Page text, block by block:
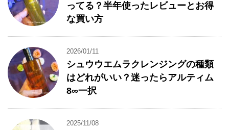
ってる？半年使ったレビューとお得
な買い方
2026/01/11
シュウウエムラクレンジングの種類
はどれがいい？迷ったらアルティム
8∞一択
2025/11/08